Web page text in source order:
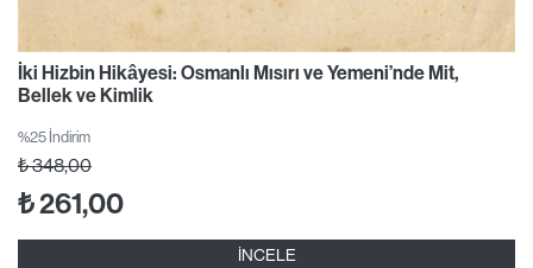
İki Hizbin Hikâyesi: Osmanlı Mısırı ve Yemeni’nde Mit,
Bellek ve Kimlik
%25 İndirim
₺348,00
₺261,00
İNCELE